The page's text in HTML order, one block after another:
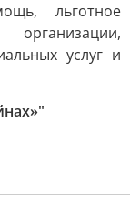
льготное
услуг и